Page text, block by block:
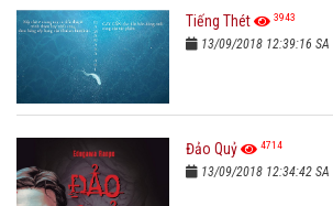
Tiếng Thét 3943
13/09/2018 12:39:16 SA
Đảo Quỷ 4714
13/09/2018 12:34:42 SA